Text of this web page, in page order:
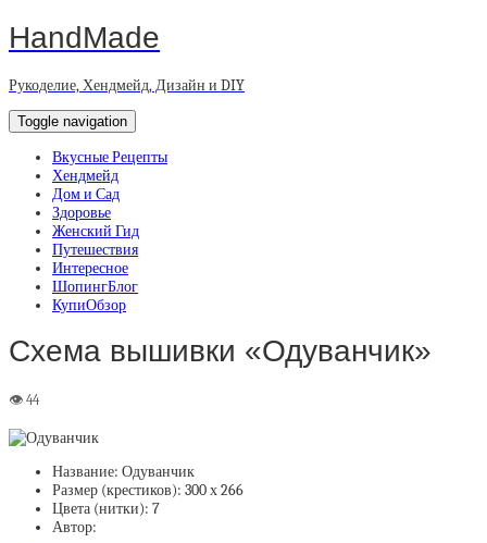
HandMade
Рукоделие, Хендмейд, Дизайн и DIY
Toggle navigation
Вкусные Рецепты
Хендмейд
Дом и Сад
Здоровье
Женский Гид
Путешествия
Интересное
ШопингБлог
КупиОбзор
Схема вышивки «Одуванчик»
Название: Одуванчик
Размер (крестиков): 300 х 266
Цвета (нитки): 7
Автор: